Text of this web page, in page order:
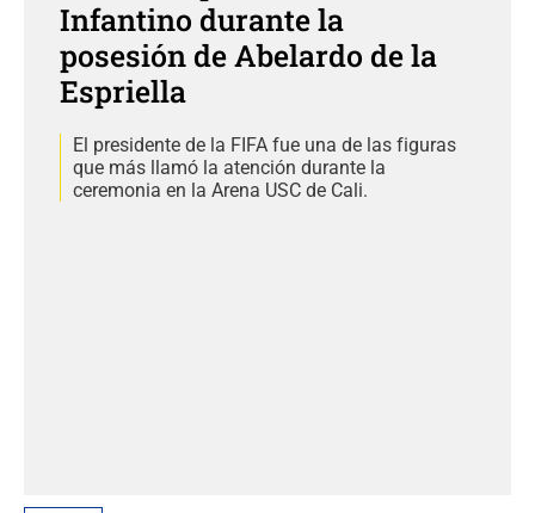
Infantino durante la
posesión de Abelardo de la
Espriella
El presidente de la FIFA fue una de las figuras
que más llamó la atención durante la
ceremonia en la Arena USC de Cali.